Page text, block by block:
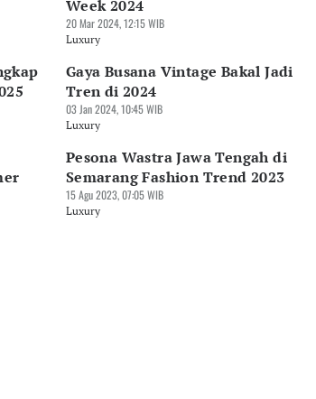
Week 2024
20 Mar 2024, 12:15 WIB
Luxury
Gaya Busana Vintage Bakal Jadi
Tren di 2024
03 Jan 2024, 10:45 WIB
Luxury
Pesona Wastra Jawa Tengah di
Semarang Fashion Trend 2023
15 Agu 2023, 07:05 WIB
Luxury